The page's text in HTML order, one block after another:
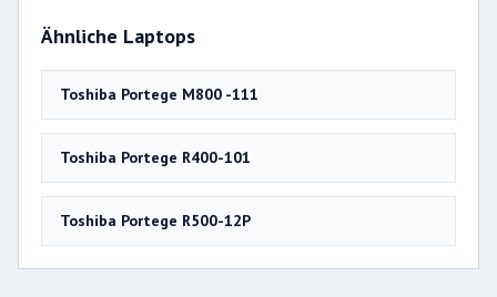
Ähnliche Laptops
Toshiba Portege M800 -111
Toshiba Portege R400-101
Toshiba Portege R500-12P